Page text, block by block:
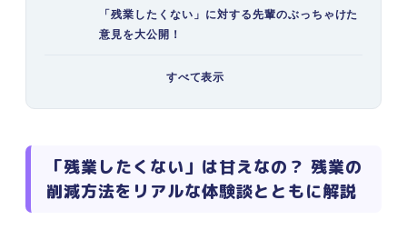
すべて表示
「残業したくない」に対する先輩のぶっちゃけた
意見を大公開！
現職の残業の状況は？
「残業したくない」という意見に対してど
分の働き方を見直してみよう
データで見る残業の実態と時代の変化
「残業したくない」は甘えなの？ 残業の
削減方法をリアルな体験談とともに解説